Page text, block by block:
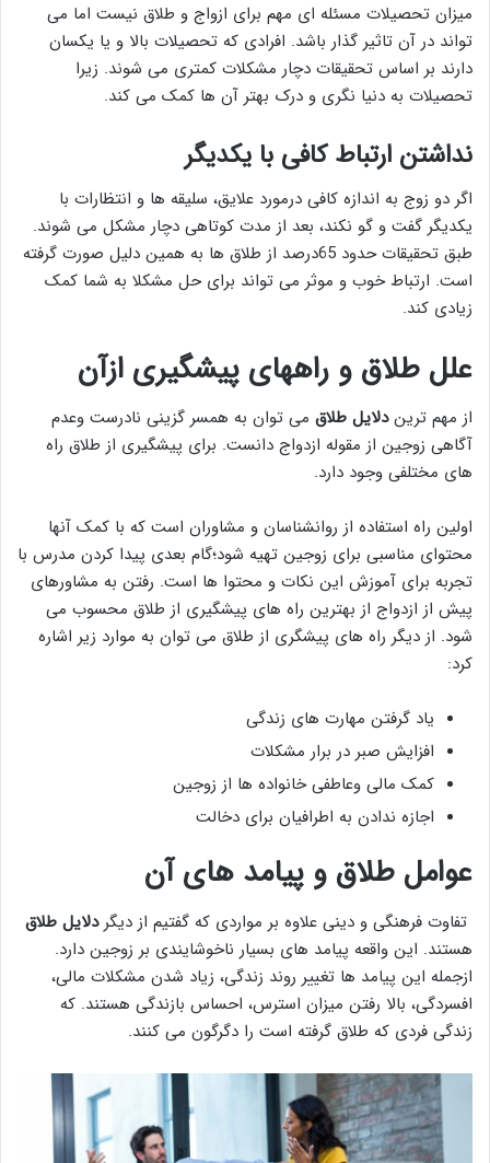
میزان تحصیلات مسئله ای مهم برای ازواج و طلاق نیست اما می
تواند در آن تاثیر گذار باشد. افرادی که تحصیلات بالا و یا یکسان
دارند بر اساس تحقیقات دچار مشکلات کمتری می شوند. زیرا
تحصیلات به دنیا نگری و درک بهتر آن ها کمک می کند.
نداشتن ارتباط کافی با یکدیگر
اگر دو زوج به اندازه کافی درمورد علایق، سلیقه ها و انتظارات با
یکدیگر گفت و گو نکند، بعد از مدت کوتاهی دچار مشکل می شوند.
طبق تحقیقات حدود 65درصد از طلاق ها به همین دلیل صورت گرفته
است. ارتباط خوب و موثر می تواند برای حل مشکلا به شما کمک
زیادی کند.
علل طلاق و راههای پیشگیری ازآن
از مهم تریندلایل طلاق می توان به همسر گزینی نادرست وعدم
آگاهی زوجین از مقوله ازدواج دانست. برای پیشگیری از طلاق راه
های مختلفی وجود دارد.
اولین راه استفاده از روانشناسان و مشاوران است که با کمک آنها
محتوای مناسبی برای زوجین تهیه شود؛گام بعدی پیدا کردن مدرس با
تجربه برای آموزش این نکات و محتوا ها است. رفتن به مشاورهای
پیش از ازدواج از بهترین راه های پیشگیری از طلاق محسوب می
شود. از دیگر راه های پیشگری از طلاق می توان به موارد زیر اشاره
کرد:
یاد گرفتن مهارت های زندگی
افزایش صبر در برار مشکلات
کمک مالی وعاطفی خانواده ها از زوجین
اجازه ندادن به اطرافیان برای دخالت
عوامل طلاق و پیامد های آن
تفاوت فرهنگی و دینی علاوه بر مواردی که گفتیم از دیگردلایل طلاق
هستند. این واقعه پیامد های بسیار ناخوشایندی بر زوجین دارد.
ازجمله این پیامد ها تغییر روند زندگی، زیاد شدن مشکلات مالی،
افسردگی، بالا رفتن میزان استرس، احساس بازندگی هستند. که
زندگی فردی که طلاق گرفته است را دگرگون می کنند.